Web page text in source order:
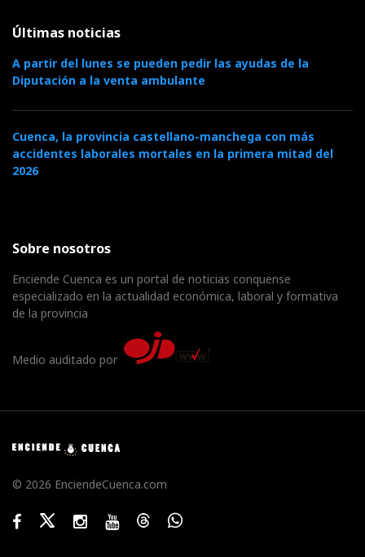
Últimas noticias
A partir del lunes se pueden pedir las ayudas de la
Diputación a la venta ambulante
Cuenca, la provincia castellano-manchega con más
accidentes laborales mortales en la primera mitad del
2026
Sobre nosotros
Enciende Cuenca es un portal de noticias conquense
especializado en la actualidad económica, laboral y formativa
de la provincia
Medio auditado por
© 2026 EnciendeCuenca.com
FacebookTwitterInstagramYoutubeThreadsWhatsApp